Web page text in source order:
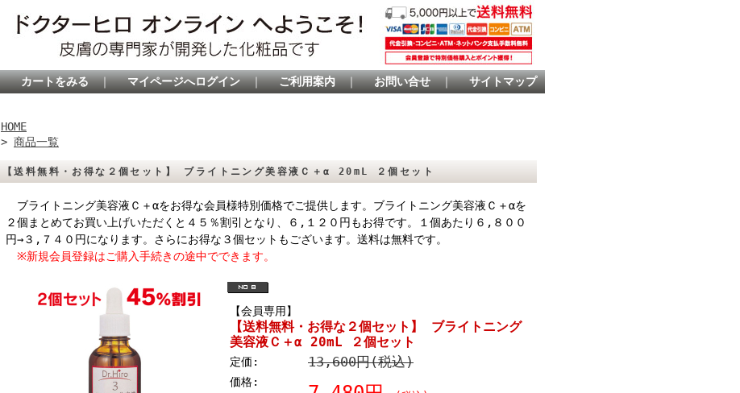
カートをみる ｜ マイページへログイン ｜ ご利用案内 ｜ お問い合せ ｜ サイトマップ
HOME
> 商品一覧
【送料無料・お得な２個セット】 ブライトニング美容液Ｃ＋α 20mL ２個セット
ブライトニング美容液Ｃ＋αをお得な会員様特別価格でご提供します。ブライトニング美容液Ｃ＋αを
２個まとめてお買い上げいただくと４５％割引となり、６,１２０円もお得です。１個あたり６,８００
円→３,７４０円になります。さらにお得な３個セットもございます。送料は無料です。
※新規会員登録はご購入手続きの途中でできます。
【会員専用】
【送料無料・お得な２個セット】 ブライトニング
美容液Ｃ＋α 20mL ２個セット
定価: 13,600円(税込)
価格: